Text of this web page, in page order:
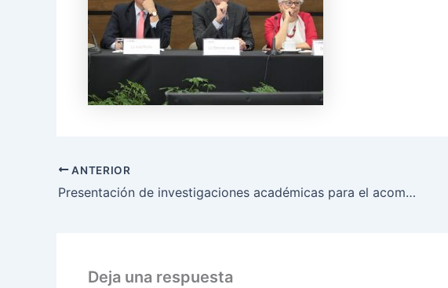
ANTERIOR
Presentación de investigaciones académicas para el acompañamiento técnico del PEF 2017-2018
Deja una respuesta